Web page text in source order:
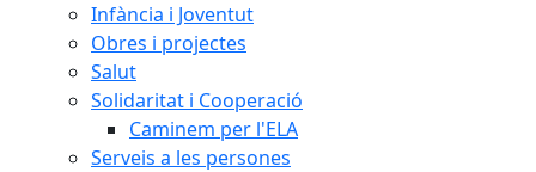
Infància i Joventut
Obres i projectes
Salut
Solidaritat i Cooperació
Caminem per l'ELA
Serveis a les persones